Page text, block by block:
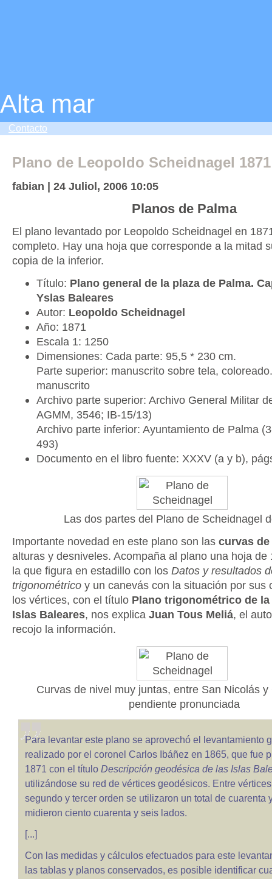
Alta mar
Contacto
Plano de Leopoldo Scheidnagel 1871
fabian | 24 Juliol, 2006 10:05
Planos de Palma
El plano levantado por Leopoldo Scheidnagel en
completo. Hay una hoja que corresponde a la mitad
copia de la inferior.
Título: Plano general de la plaza de Palma.
Yslas Baleares
Autor: Leopoldo Scheidnagel
Año: 1871
Escala 1: 1250
Dimensiones: Cada parte: 95,5 * 230 cm.
Parte superior: manuscrito sobre tela,
manuscrito
Archivo parte superior: Archivo General Militar
AGMM, 3546; IB-15/13)
Archivo parte inferior: Ayuntamiento de Palma
493)
Documento en el libro fuente: XXXV (a y b),
Las dos partes del Plano de Scheidnagel
Importante novedad en este plano son las curvas
alturas y desniveles. Acompaña al plano una hoja de
la que figura en estadillo con los Datos y resultados
trigonométricoy un canevás con la situación por sus
los vértices, con el título Plano trigonométrico de la
Islas Baleares, nos explica Juan Tous Meliá, el
recojo la información.
Curvas de nivel muy juntas, entre San Nicolás y
pendiente pronunciada
Para levantar este plano se aprovechó el levantamiento
realizado por el coronel Carlos Ibáñez en 1865, que fue
1871 con el título Descripción geodésica de las Islas
utilizándose su red de vértices geodésicos. Entre
segundo y tercer orden se utilizaron un total de cuarenta
midieron ciento cuarenta y seis lados.
[...]
Con las medidas y cálculos efectuados para este
las tablas y planos conservados, es posible identificar